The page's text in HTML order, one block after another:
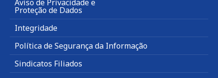
Aviso de Privacidade e
Proteção de Dados
Integridade
Política de Segurança da Informação
Sindicatos Filiados